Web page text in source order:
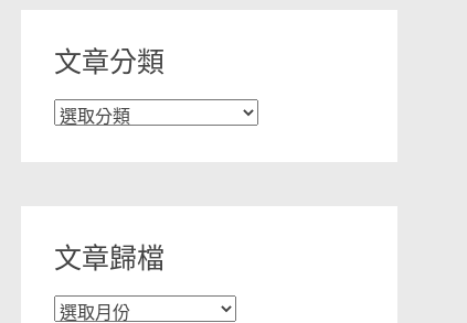
文章分類
文
文章歸檔
文